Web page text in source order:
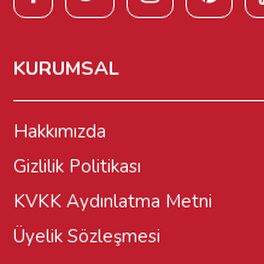
KURUMSAL
Hakkımızda
Gizlilik Politikası
KVKK Aydınlatma Metni
Üyelik Sözleşmesi